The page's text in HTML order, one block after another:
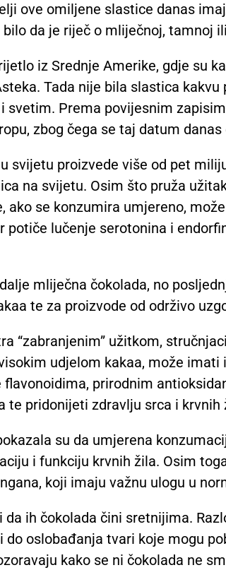
ove omiljene slastice danas
da je riječ o mliječnoj, tamnoj
iz Srednje Amerike, gdje su
Tada nije bila slastica
svetim. Prema povijesnim
zbog čega se taj datum
svijetu proizvede više od pet
na svijetu. Osim što pruža
ako se konzumira umjereno,
potiče lučenje serotonina i
mliječna čokolada, no
te za proizvode od održivo
“zabranjenim” užitkom,
udjelom kakaa, može
flavonoidima, prirodnim
te pridonijeti zdravlju srca i krvnih
su da umjerena
i funkciju krvnih žila. Osim
koji imaju važnu ulogu u
da ih čokolada čini sretnijima.
do oslobađanja tvari koje mogu
kako se ni čokolada ne